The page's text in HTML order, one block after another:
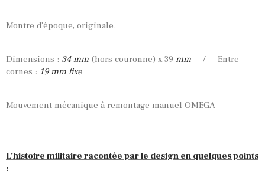
Montre d’époque, originale.
Dimensions : 34 mm (hors couronne) x 39 mm / Entre-
cornes : 19 mm fixe
Mouvement mécanique à remontage manuel OMEGA
L’histoire militaire racontée par le design en quelques points
: